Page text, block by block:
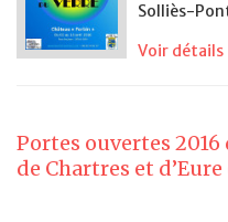
Solliès-
Voir détails
Portes ouvertes
de Chartres et